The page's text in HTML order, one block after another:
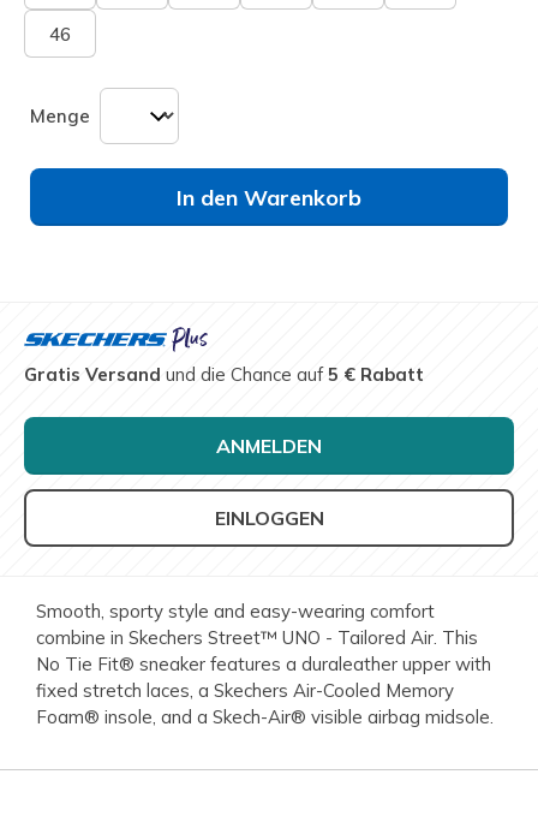
46
Menge
In den Warenkorb
Gratis Versand und die Chance auf5 € Rabatt
ANMELDEN
EINLOGGEN
Smooth, sporty style and easy-wearing comfort
combine in Skechers Street™ UNO - Tailored Air. This
No Tie Fit® sneaker features a duraleather upper with
fixed stretch laces, a Skechers Air-Cooled Memory
Foam® insole, and a Skech-Air® visible airbag midsole.